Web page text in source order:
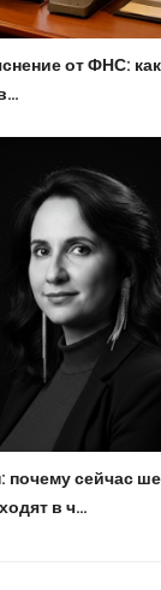
от ФНС:
почему сейчас
в ч…